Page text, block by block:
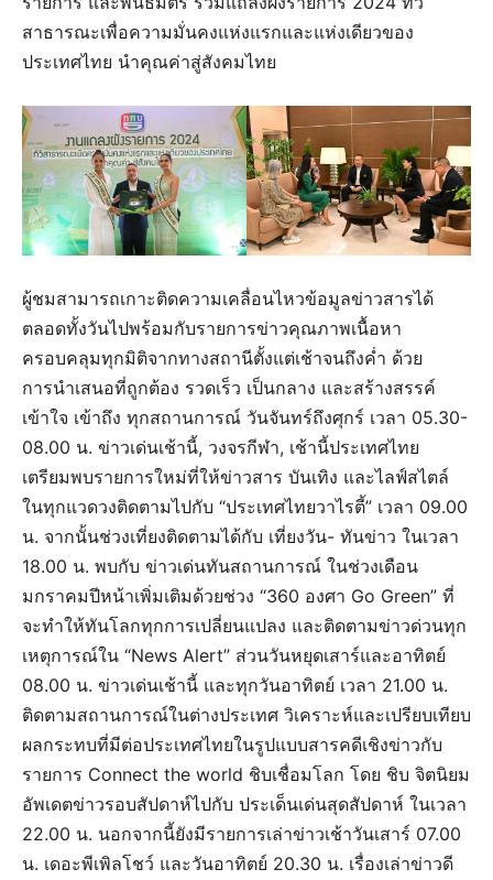
สาธารณะเพื่อความมั่นคงแห่งแรกและแห่งเดียวของ
ประเทศไทย นำคุณค่าสู่สังคมไทย
ผู้ชมสามารถเกาะติดความเคลื่อนไหวข้อมูลข่าวสารได้
ตลอดทั้งวันไปพร้อมกับรายการข่าวคุณภาพเนื้อหา
ครอบคลุมทุกมิติจากทางสถานีตั้งแต่เช้าจนถึงค่ำ ด้วย
การนำเสนอที่ถูกต้อง รวดเร็ว เป็นกลาง และสร้างสรรค์
เข้าใจ เข้าถึง ทุกสถานการณ์ วันจันทร์ถึงศุกร์ เวลา 05.30-
08.00 น. ข่าวเด่นเช้านี้, วงจรกีฬา, เช้านี้ประเทศไทย
เตรียมพบรายการใหม่ที่ให้ข่าวสาร บันเทิง และไลฟ์สไตล์
ในทุกแวดวงติดตามไปกับ “ประเทศไทยวาไรตี้” เวลา 09.00
น. จากนั้นช่วงเที่ยงติดตามได้กับ เที่ยงวัน- ทันข่าว ในเวลา
18.00 น. พบกับ ข่าวเด่นทันสถานการณ์ ในช่วงเดือน
มกราคมปีหน้าเพิ่มเติมด้วยช่วง “360 องศา Go Green” ที่
จะทำให้ทันโลกทุกการเปลี่ยนแปลง และติดตามข่าวด่วนทุก
เหตุการณ์ใน “News Alert” ส่วนวันหยุดเสาร์และอาทิตย์
08.00 น. ข่าวเด่นเช้านี้ และทุกวันอาทิตย์ เวลา 21.00 น.
ติดตามสถานการณ์ในต่างประเทศ วิเคราะห์และเปรียบเทียบ
ผลกระทบที่มีต่อประเทศไทยในรูปแบบสารคดีเชิงข่าวกับ
รายการ Connect the world ชิบเชื่อมโลก โดย ชิบ จิตนิยม
อัพเดตข่าวรอบสัปดาห์ไปกับ ประเด็นเด่นสุดสัปดาห์ ในเวลา
22.00 น. นอกจากนี้ยังมีรายการเล่าข่าวเช้าวันเสาร์ 07.00
น. เดอะพีเพิลโชว์ และวันอาทิตย์ 20.30 น. เรื่องเล่าข่าวดี